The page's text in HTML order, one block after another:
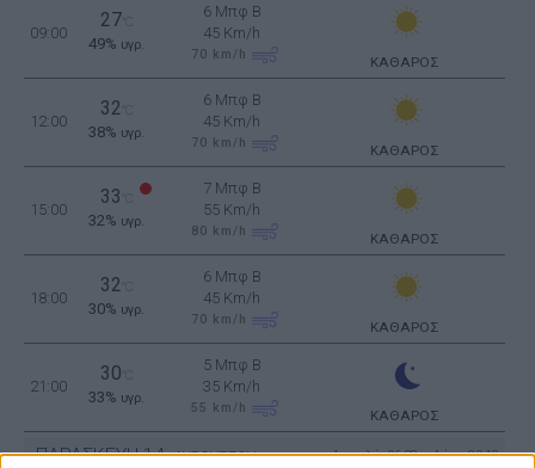
09:00
27
49% υγρ.
6 Μπφ B
45 Km/h
70 km/h ΚΑΘΑΡΟΣ
12:00
32
38% υγρ.
6 Μπφ B
45 Km/h
70 km/h ΚΑΘΑΡΟΣ
15:00
33
32% υγρ.
7 Μπφ B
55 Km/h
80 km/h ΚΑΘΑΡΟΣ
18:00
32
30% υγρ.
6 Μπφ B
45 Km/h
70 km/h ΚΑΘΑΡΟΣ
21:00
30
33% υγρ.
5 Μπφ B
35 Km/h
55 km/h ΚΑΘΑΡΟΣ
ΠΑΡΑΣΚΕΥΗ14 ΑΥΓΟΥΣΤΟΥ Ανατολή: 06:38 - Δύση 20:19